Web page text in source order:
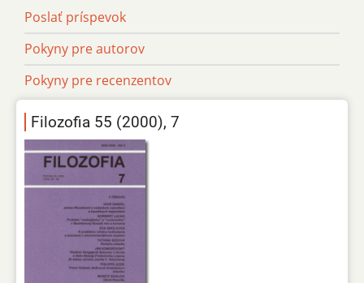
Poslať príspevok
Pokyny pre autorov
Pokyny pre recenzentov
Filozofia 55 (2000), 7